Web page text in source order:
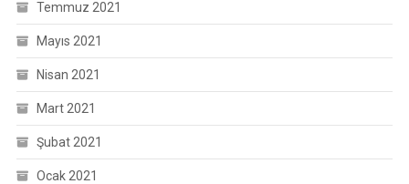
Temmuz 2021
Mayıs 2021
Nisan 2021
Mart 2021
Şubat 2021
Ocak 2021